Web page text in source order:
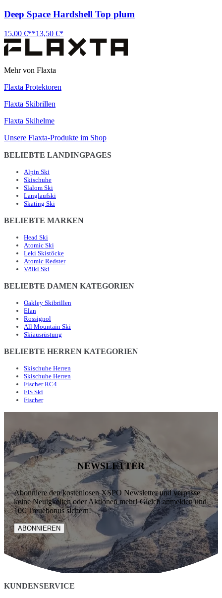
Deep Space Hardshell Top plum
15,00 €**13,50 €*
Mehr von Flaxta
Flaxta Protektoren
Flaxta Skibrillen
Flaxta Skihelme
Unsere Flaxta-Produkte im Shop
BELIEBTE LANDINGPAGES
Alpin Ski
Skischuhe
Slalom Ski
Langlaufski
Skating Ski
BELIEBTE MARKEN
Head Ski
Atomic Ski
Leki Skistöcke
Atomic Redster
Völkl Ski
BELIEBTE DAMEN KATEGORIEN
Oakley Skibrillen
Elan
Rossignol
All Mountain Ski
Skiausrüstung
BELIEBTE HERREN KATEGORIEN
Skischuhe Herren
Skischuhe Herren
Fischer RC4
FIS Ski
Fischer
NEWSLETTER
Abonniere den kostenlosen XSPO Newsletter und verpasse
keine Neuigkeiten oder Aktionen mehr! Gleich anmelden und
10€ Treuebonus sichern!
ABONNIEREN
KUNDENSERVICE